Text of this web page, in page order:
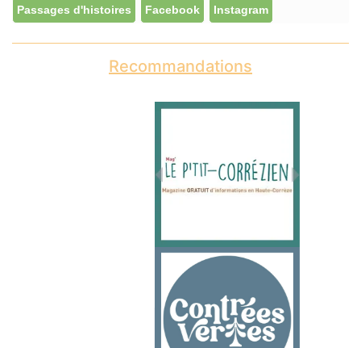
Passages d'histoires Facebook Instagram
Recommandations